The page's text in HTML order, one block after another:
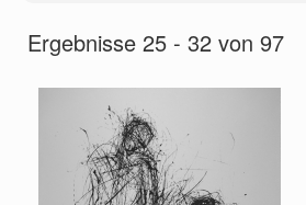
Ergebnisse 25 - 32 von 97